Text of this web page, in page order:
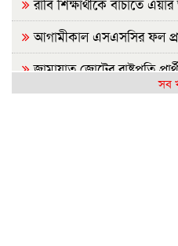
আগামীকাল এসএসসির ফল
জামায়াত জোটের রাষ্ট্রপতি
রাজশাহীতে সবজির বাজারে
সব